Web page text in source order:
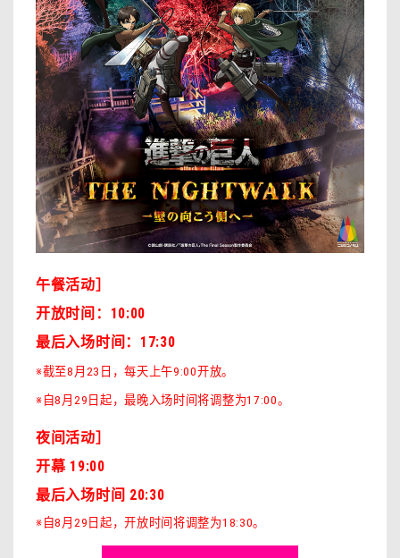
午餐活动］
开放时间：10:00
最后入场时间：17:30
※截至8月23日，每天上午9:00开放。
※自8月29日起，最晚入场时间将调整为17:00。
夜间活动］
开幕 19:00
最后入场时间 20:30
※自8月29日起，开放时间将调整为18:30。